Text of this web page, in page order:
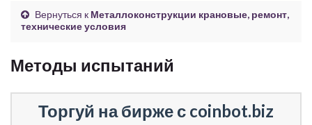
Вернуться к Металлоконструкции крановые, ремонт,
технические условия
Методы испытаний
Торгуй на бирже с coinbot.biz